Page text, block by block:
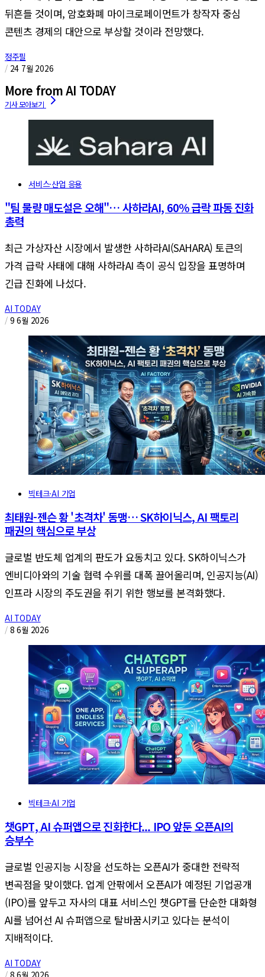
뒤흔들 것이며, 암호화폐 마이크로페이먼트가 창작자 중심
콘텐츠 경제의 대안으로 부상할 것이라 전망했다.
정주필
/ 24 7월 2026
More from AI TODAY
서비스·산업 응용
"팀 물량 매도설은 오해"… 사하라AI, 60% 급락 파동 진화
총력
최근 가상자산 시장에서 발생한 사하라AI(SAHARA) 토큰의
가격 급락 사태에 대해 사하라AI 측이 공식 입장을 표명하며
긴급 진화에 나섰다.
AI TODAY
/ 9 6월 2026
빅테크·AI 기업
최태원-젠슨 황 '초격차' 동맹… SK하이닉스, AI 팩토리
패권의 핵심으로 부상
글로벌 반도체 업계의 판도가 요동치고 있다. SK하이닉스가
엔비디아와의 기술 협력 수위를 대폭 끌어올리며, 인공지능(AI)
인프라 시장의 주도권을 쥐기 위한 행보를 본격화했다.
AI TODAY
/ 8 6월 2026
빅테크·AI 기업
챗GPT, AI 슈퍼앱으로 진화한다... IPO 앞둔 오픈AI의
승부수
글로벌 인공지능 시장을 선도하는 오픈AI가 중대한 전략적
변곡점을 맞이했다. 업계 안팎에서 오픈AI가 예정된 기업공개
(IPO)를 앞두고 자사의 대표 서비스인 챗GPT를 단순한 대화형
AI를 넘어선 AI 슈퍼앱으로 탈바꿈시키고 있다는 분석이
지배적이다.
AI TODAY